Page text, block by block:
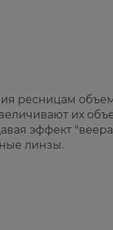
ресницам
их
эффект
линзы.